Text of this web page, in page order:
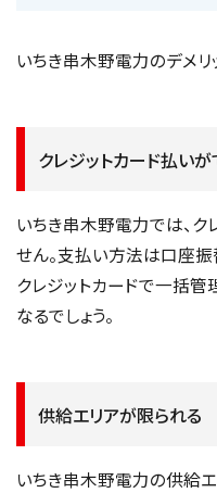
いちき串木野電力のデメリ
クレジットカード払い
いちき串木野電力では、ク
せん。支払い方法は口座
クレジットカードで一括管
なるでしょう。
供給エリアが限られる
いちき串木野電力の供給